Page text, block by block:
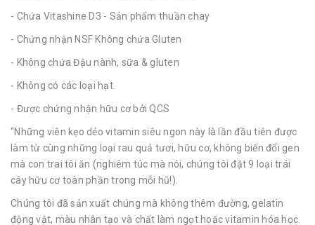
- Chứa Vitashine D3 - Sản phẩm thuần chay
- Chứng nhận NSF Không chứa Gluten
- Không chứa Đậu nành, sữa & gluten
- Không có các loại hạt.
- Được chứng nhận hữu cơ bởi QCS
"Những viên kẹo dẻo vitamin siêu ngon này là lần đầu tiên được
làm từ cùng những loại rau quả tươi, hữu cơ, không biến đổi gen
mà con trai tôi ăn (nghiêm túc mà nói, chúng tôi đặt 9 loại trái
cây hữu cơ toàn phần trong mỗi hũ!).
Chúng tôi đã sản xuất chúng mà không thêm đường, gelatin
động vật, màu nhân tạo và chất làm ngọt hoặc vitamin hóa học.